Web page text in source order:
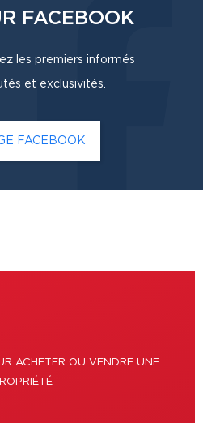
FACEBOOK
les premiers informés
et exclusivités.
FACEBOOK
ACHETER OU VENDRE UNE